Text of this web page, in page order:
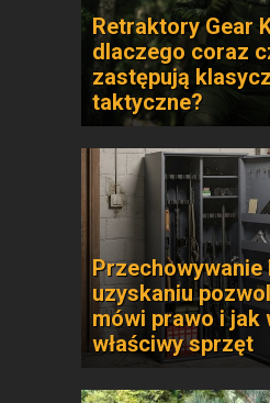
Retraktory Gear
dlaczego coraz
zastępują
taktyczne?
Przechowywanie
uzyskaniu
mówi prawo i jak
właściwy sprzęt